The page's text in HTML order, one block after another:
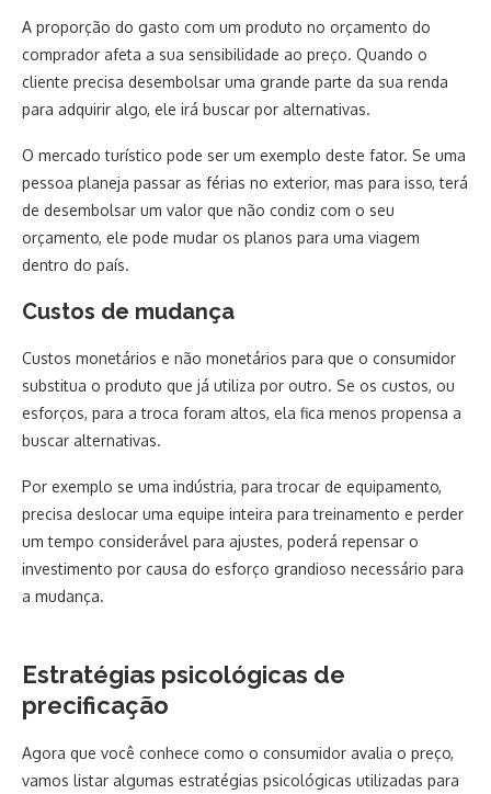
A proporção do gasto com um produto no orçamento do
comprador afeta a sua sensibilidade ao preço. Quando o
cliente precisa desembolsar uma grande parte da sua renda
para adquirir algo, ele irá buscar por alternativas.
O mercado turístico pode ser um exemplo deste fator. Se uma
pessoa planeja passar as férias no exterior, mas para isso, terá
de desembolsar um valor que não condiz com o seu
orçamento, ele pode mudar os planos para uma viagem
dentro do país.
Custos de mudança
Custos monetários e não monetários para que o consumidor
substitua o produto que já utiliza por outro. Se os custos, ou
esforços, para a troca foram altos, ela fica menos propensa a
buscar alternativas.
Por exemplo se uma indústria, para trocar de equipamento,
precisa deslocar uma equipe inteira para treinamento e perder
um tempo considerável para ajustes, poderá repensar o
investimento por causa do esforço grandioso necessário para
a mudança.
Estratégias psicológicas de
precificação
Agora que você conhece como o consumidor avalia o preço,
vamos listar algumas estratégias psicológicas utilizadas para